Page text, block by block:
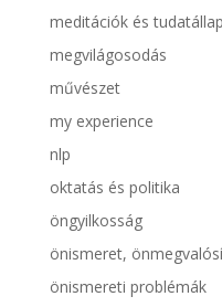
meditációk és
megvilágosodás
művészet
my experience
nlp
oktatás és politika
öngyilkosság
önismeret,
önismereti problémák